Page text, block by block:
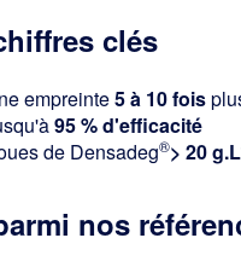
clés
empreinte5 à 10 fois
95 % d'efficacité
de Densadeg®> 20 g.L
nos